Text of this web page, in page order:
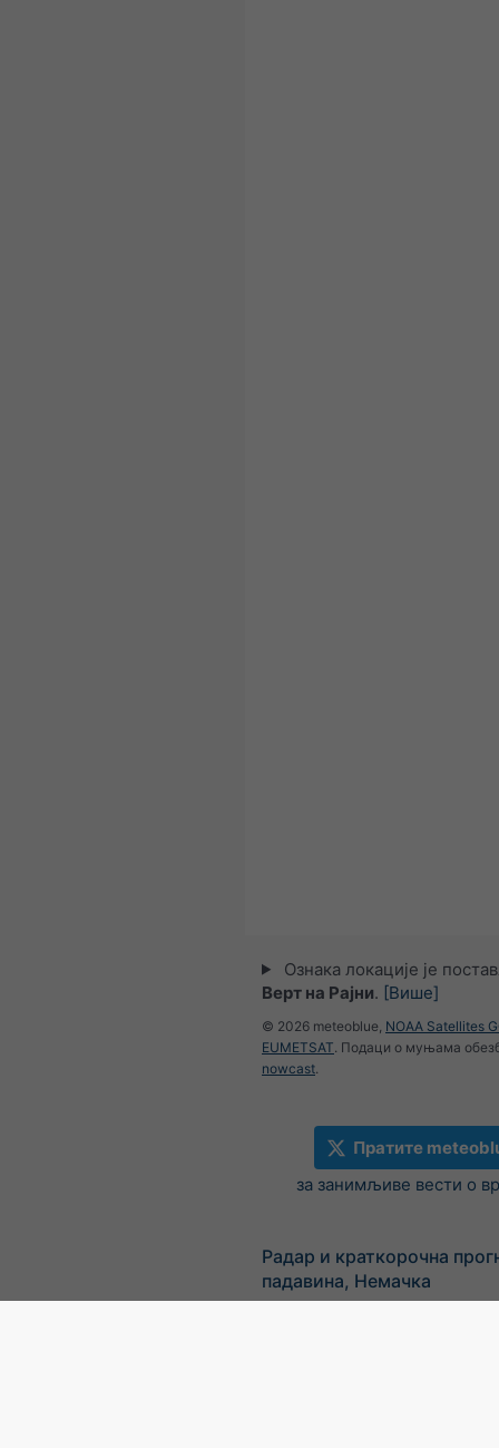
Ознака локације је
Верт на Рајни. [Више]
© 2026 meteoblue, NOAA Satellites
EUMETSAT. Подаци о муњама
nowcast.
Пратите
за занимљиве вести о
Радар и краткорочна
падавина, Немачка